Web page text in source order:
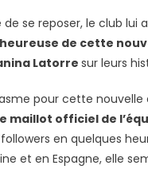
se reposer, le club
de cette
Latorresur leurs
pour cette nouvelle
maillot officiel de
en quelques
et en Espagne, elle